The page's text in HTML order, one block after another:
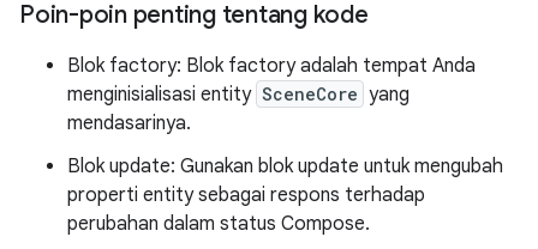
Poin-poin penting tentang kode
Blok factory: Blok factory adalah tempat Anda
menginisialisasi entity SceneCore yang
mendasarinya.
Blok update: Gunakan blok update untuk mengubah
properti entity sebagai respons terhadap
perubahan dalam status Compose.